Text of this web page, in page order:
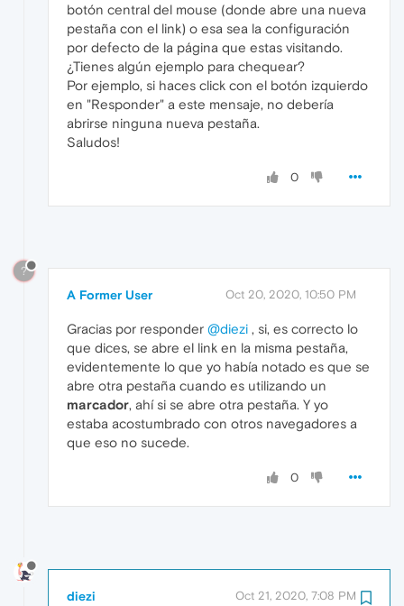
botón central del mouse (donde abre una nueva
pestaña con el link) o esa sea la configuración
por defecto de la página que estas visitando.
¿Tienes algún ejemplo para chequear?
Por ejemplo, si haces click con el botón izquierdo
en "Responder" a este mensaje, no debería
abrirse ninguna nueva pestaña.
Saludos!
0
?
A Former User Oct 20, 2020, 10:50 PM
Gracias por responder @diezi , si, es correcto lo
que dices, se abre el link en la misma pestaña,
evidentemente lo que yo había notado es que se
abre otra pestaña cuando es utilizando un
marcador, ahí si se abre otra pestaña. Y yo
estaba acostumbrado con otros navegadores a
que eso no sucede.
0
diezi Oct 21, 2020, 7:08 PM